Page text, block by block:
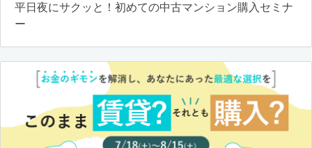
平日夜にサクッと！初めての中古マンション購入セミナ
ー